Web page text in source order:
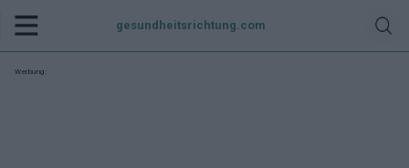
gesundheitsrichtung.com
Werbung: